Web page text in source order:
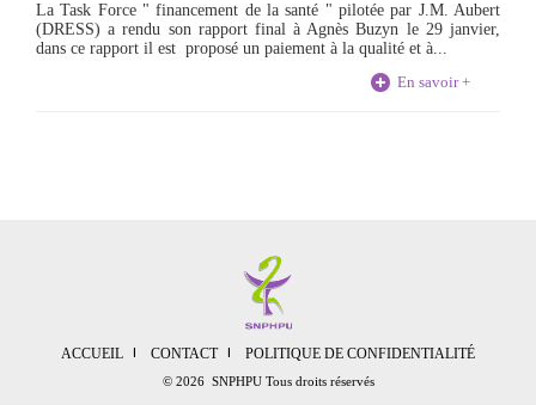
La Task Force " financement de la santé " pilotée par J.M. Aubert
(DRESS) a rendu son rapport final à Agnès Buzyn le 29 janvier,
dans ce rapport il est proposé un paiement à la qualité et à...
En savoir +
ACCUEIL CONTACT POLITIQUE DE CONFIDENTIALITÉ
© 2026 SNPHPU Tous droits réservés